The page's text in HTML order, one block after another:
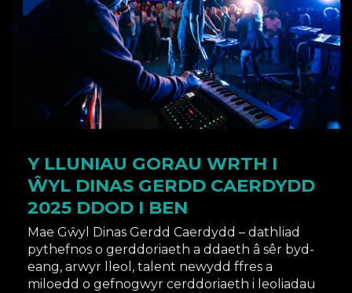
Y LLUNIAU GORAU WRTH I
ŴYL DINAS GERDD CAERDYDD
2025 DDOD I BEN
Mae Gŵyl Dinas Gerdd Caerdydd – dathliad
pythefnos o gerddoriaeth a ddaeth â sêr byd-
eang, arwyr lleol, talent newydd ffres a
miloedd o gefnogwyr cerddoriaeth i leoliadau